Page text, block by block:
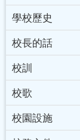
學校歷史
校長的話
校訓
校歌
校園設施